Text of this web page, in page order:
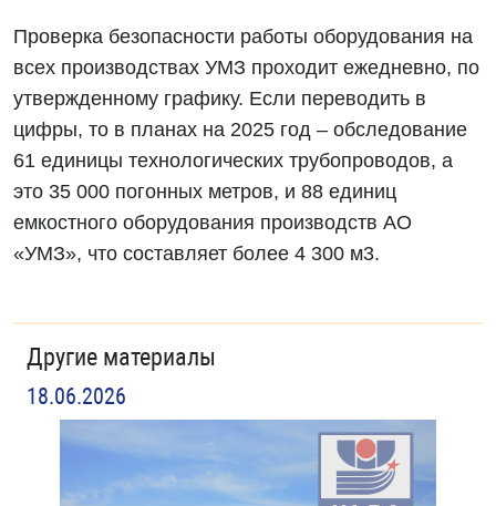
Проверка безопасности работы оборудования на
всех производствах УМЗ проходит ежедневно, по
утвержденному графику. Если переводить в
цифры, то в планах на 2025 год – обследование
61 единицы технологических трубопроводов, а
это 35 000 погонных метров, и 88 единиц
емкостного оборудования производств АО
«УМЗ», что составляет более 4 300 м3.
Другие материалы
18.06.2026